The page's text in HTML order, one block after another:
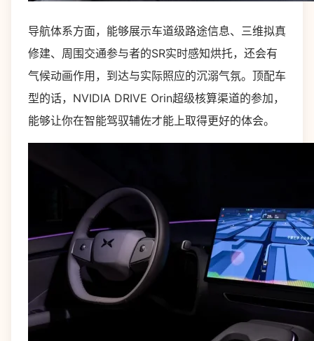
导航体系方面，能够展示车道级路途信息、三维拟真
修建、周围交通参与者的SR实时感知烘托，还会有
气候动画作用，到达与实际照应的沉溺气氛。顶配车
型的话，NVIDIA DRIVE Orin超级核算渠道的参加，
能够让你在智能驾驭辅佐才能上取得更好的体会。